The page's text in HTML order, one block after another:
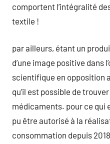
comportent l’intégralité
textile !
par ailleurs, étant un
d’une image positive dans
scientifique en opposition
qu’il est possible de
médicaments. pour ce qui
pu être autorisé à la
consommation depuis